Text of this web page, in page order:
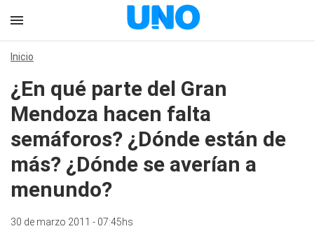
Inicio
¿En qué parte del Gran
Mendoza hacen falta
semáforos? ¿Dónde están de
más? ¿Dónde se averían a
menundo?
30 de marzo 2011 - 07:45hs